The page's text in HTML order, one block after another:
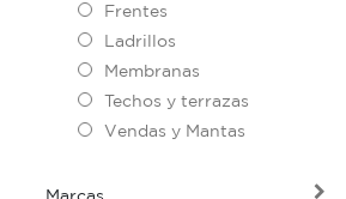
Frentes
Ladrillos
Membranas
Techos y terrazas
Vendas y Mantas